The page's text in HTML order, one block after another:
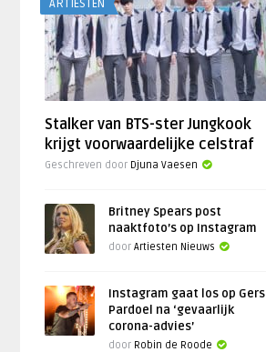
ARTIESTEN
Stalker van BTS-ster Jungkook
krijgt voorwaardelijke celstraf
Geschreven door Djuna Vaesen
Britney Spears post
naaktfoto’s op Instagram
doorArtiesten Nieuws
Instagram gaat los op Gers
Pardoel na ‘gevaarlijk
corona-advies’
door Robin de Roode